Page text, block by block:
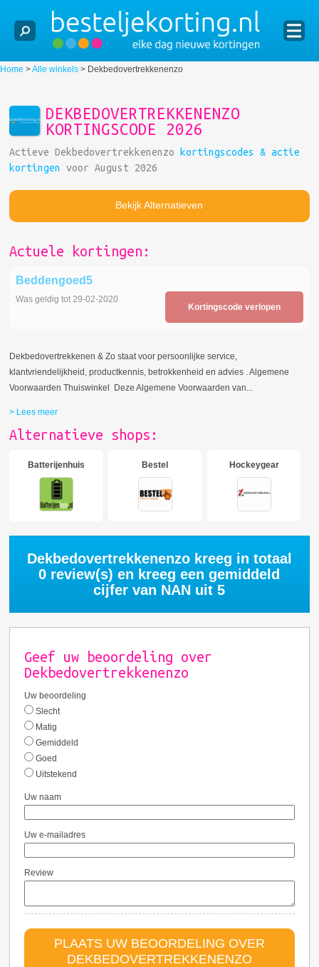
Home >Alle winkels > Dekbedovertrekkenenzo
DEKBEDOVERTREKKENENZO
KORTINGSCODE 2026
Actieve Dekbedovertrekkenenzo kortingscodes & actie
kortingen
voor August 2026
Bekijk Alternatieven
Actuele kortingen:
Beddengoed5
Kortingscode verlopen
Was geldig tot 29-02-2020
Dekbedovertrekkenen & Zo staat voor persoonlijke service,
klantvriendelijkheid, productkennis, betrokkenheid en advies . Algemene
Voorwaarden Thuiswinkel Deze Algemene Voorwaarden van
> Lees meer
Alternatieve shops:
Batterijenhuis Bestel Hockeygear
Dekbedovertrekkenenzo kreeg in totaal
0 review(s) en kreeg een gemiddeld
cijfer van NAN uit 5
Geef uw beoordeling over
Dekbedovertrekkenenzo
Uw beoordeling
Slecht
Matig
Gemiddeld
Goed
Uitstekend
Uw naam
Uw e-mailadres
Review
PLAATS UW BEOORDELING OVER
DEKBEDOVERTREKKENENZO